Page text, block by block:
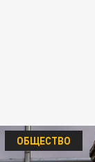
ОБЩЕСТВО